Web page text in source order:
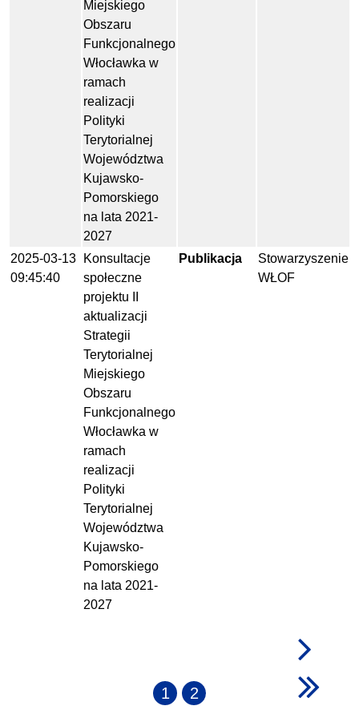
Miejskiego
Obszaru
Funkcjonalnego
Włocławka w
ramach
realizacji
Polityki
Terytorialnej
Województwa
Kujawsko-
Pomorskiego
na lata 2021-
2027
2025-03-13
09:45:40
Konsultacje
społeczne
projektu II
aktualizacji
Strategii
Terytorialnej
Miejskiego
Obszaru
Funkcjonalnego
Włocławka w
ramach
realizacji
Polityki
Terytorialnej
Województwa
Kujawsko-
Pomorskiego
na lata 2021-
2027
Publikacja
Stowarzyszenie
WŁOF
1 2